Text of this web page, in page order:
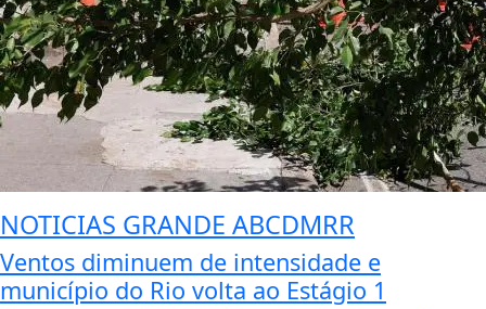
NOTICIAS GRANDE ABCDMRR
Ventos diminuem de intensidade e
município do Rio volta ao Estágio 1